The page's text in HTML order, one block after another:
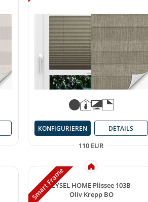
110 EUR
KONFIGURIEREN DETAILS
LYSEL HOME Plissee 103B
Oliv Krepp BO
Smart Frame